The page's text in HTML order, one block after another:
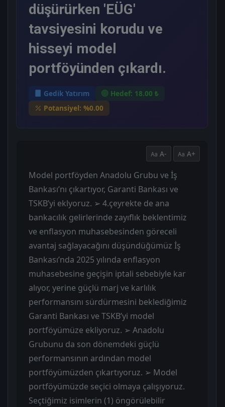
düşürürken 'EÜG'
tavsiyesini korudu ve
hisseyi model
portföyünden çıkardı.
Gedik Yatırım
Hedef: 18.00 ₺
Potansiyel: %0.00
A- A+
Model portföyden Anadolu Grubu ve İş
Bankası’nı çıkartıyor, Garanti Bankası ve
TSKB’yi eklyoruz. ➢ 4.çeyrekte de ana
bankacılık gelirlerinde zayıflık beklentimiz
ve enflasyon muhasebesinden göreceli
avantaj sağlayacağını düşündüğümüz İş
Bankası’nda 2025 yılında enflasyon
muhasebesine geçişin iptali sebebiyle kar
alıyor, yerine güçlü marj ve karlılık
performansını sürdürmesini beklediğimiz
Garanti Bankası ve TSKB’yi model
portföyümüze ekliyoruz. ➢ Anadolu
Grubunu da son dönemdeki güçlü
performansının ardından model
portföyümüzden çıkartıyoruz. ➢ Model
portföyümüzde seçici olmaya çalışıyoruz.
Seçtiğimiz isimlerin (1) öngörülebilir